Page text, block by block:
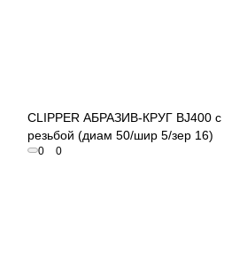
CLIPPER АБРАЗИВ-КРУГ BJ400 с
резьбой (диам 50/шир 5/зер 16)
0 0